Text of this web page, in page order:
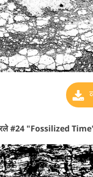
#24 "Fossilized